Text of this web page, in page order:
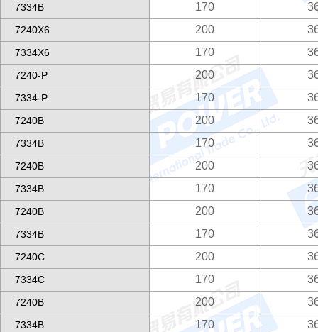
7334B 170
7240X6 200
7334X6 170
7240-P 200
7334-P 170
7240B 200
7334B 170
7240B 200
7334B 170
7240B 200
7334B 170
7240C 200
7334C 170
7240B 200
7334B 170